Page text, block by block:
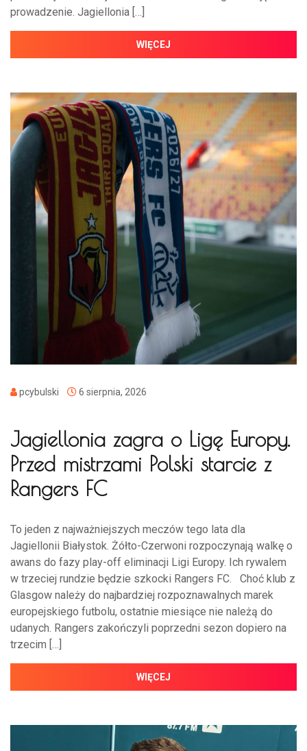
prowadzenie. Jagiellonia […]
WIĘCEJ
pcybulski 6 sierpnia, 2026
Jagiellonia zagra o Ligę Europy.
Przed mistrzami Polski starcie z
Rangers FC
To jeden z najważniejszych meczów tego lata dla
Jagiellonii Białystok. Żółto-Czerwoni rozpoczynają walkę o
awans do fazy play-off eliminacji Ligi Europy. Ich rywalem
w trzeciej rundzie będzie szkocki Rangers FC. Choć klub z
Glasgow należy do najbardziej rozpoznawalnych marek
europejskiego futbolu, ostatnie miesiące nie należą do
udanych. Rangers zakończyli poprzedni sezon dopiero na
trzecim […]
WIĘCEJ